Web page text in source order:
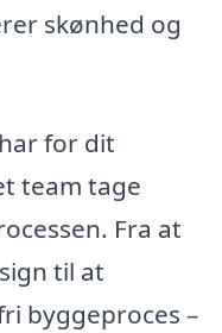
skønhed og
for dit
team tage
Fra at
til at
byggeproces –